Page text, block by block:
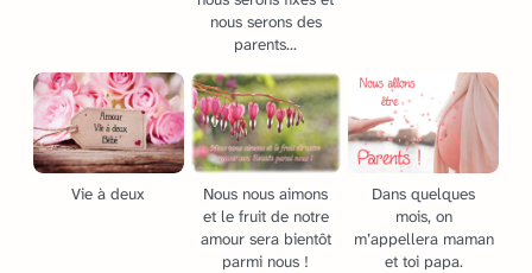
nous serons des
parents...
Vie à deux
Nous nous aimons
et le fruit de notre
amour sera bientôt
parmi nous !
Dans quelques
mois, on
m’appellera maman
et toi papa.